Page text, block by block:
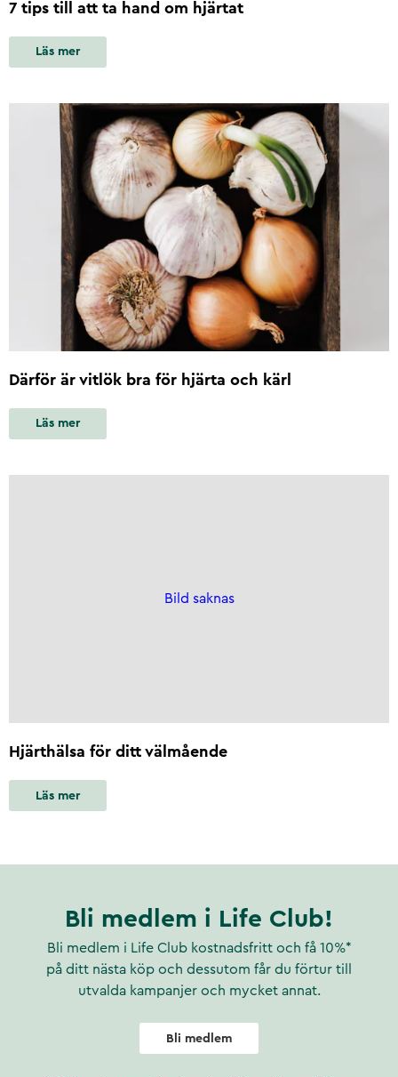
7 tips till att ta hand om hjärtat
Läs mer
Därför är vitlök bra för hjärta och kärl
Läs mer
Bild saknas
Hjärthälsa för ditt välmående
Läs mer
Bli medlem i Life Club!
Bli medlem i Life Club kostnadsfritt och få 10%*
på ditt nästa köp och dessutom får du förtur till
utvalda kampanjer och mycket annat.
Bli medlem